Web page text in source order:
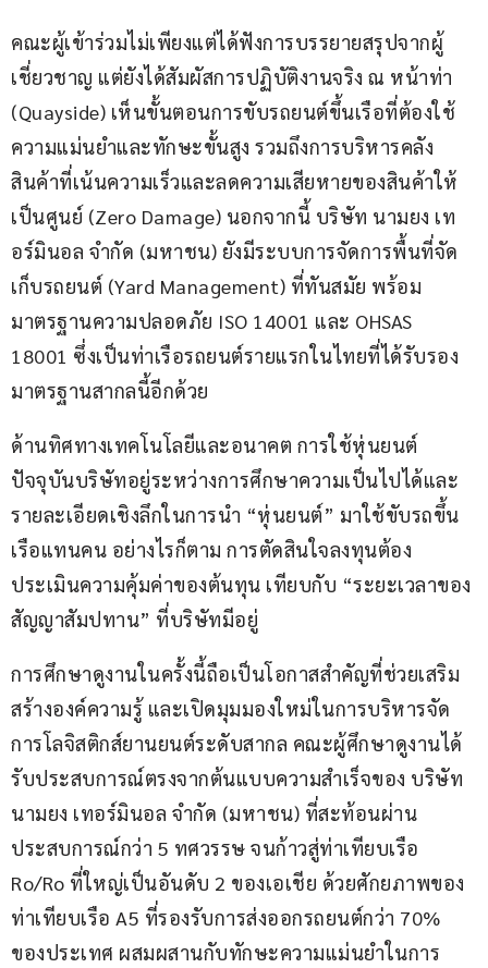
คณะผู้เข้าร่วมไม่เพียงแต่ได้ฟังการบรรยายสรุปจากผู้
เชี่ยวชาญ แต่ยังได้สัมผัสการปฏิบัติงานจริง ณ หน้าท่า
(Quayside) เห็นขั้นตอนการขับรถยนต์ขึ้นเรือที่ต้องใช้
ความแม่นยำและทักษะขั้นสูง รวมถึงการบริหารคลัง
สินค้าที่เน้นความเร็วและลดความเสียหายของสินค้าให้
เป็นศูนย์ (Zero Damage) นอกจากนี้ บริษัท นามยง เท
อร์มินอล จำกัด (มหาชน) ยังมีระบบการจัดการพื้นที่จัด
เก็บรถยนต์ (Yard Management) ที่ทันสมัย พร้อม
มาตรฐานความปลอดภัย ISO 14001 และ OHSAS
18001 ซึ่งเป็นท่าเรือรถยนต์รายแรกในไทยที่ได้รับรอง
มาตรฐานสากลนี้อีกด้วย
ด้านทิศทางเทคโนโลยีและอนาคต การใช้หุ่นยนต์
ปัจจุบันบริษัทอยู่ระหว่างการศึกษาความเป็นไปได้และ
รายละเอียดเชิงลึกในการนำ “หุ่นยนต์” มาใช้ขับรถขึ้น
เรือแทนคน อย่างไรก็ตาม การตัดสินใจลงทุนต้อง
ประเมินความคุ้มค่าของต้นทุน เทียบกับ “ระยะเวลาของ
สัญญาสัมปทาน” ที่บริษัทมีอยู่
การศึกษาดูงานในครั้งนี้ถือเป็นโอกาสสำคัญที่ช่วยเสริม
สร้างองค์ความรู้ และเปิดมุมมองใหม่ในการบริหารจัด
การโลจิสติกส์ยานยนต์ระดับสากล คณะผู้ศึกษาดูงานได้
รับประสบการณ์ตรงจากต้นแบบความสำเร็จของ บริษัท
นามยง เทอร์มินอล จำกัด (มหาชน) ที่สะท้อนผ่าน
ประสบการณ์กว่า 5 ทศวรรษ จนก้าวสู่ท่าเทียบเรือ
Ro/Ro ที่ใหญ่เป็นอันดับ 2 ของเอเชีย ด้วยศักยภาพของ
ท่าเทียบเรือ A5 ที่รองรับการส่งออกรถยนต์กว่า 70%
ของประเทศ ผสมผสานกับทักษะความแม่นยำในการ